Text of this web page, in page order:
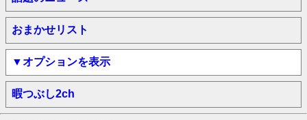
おまかせリスト
▼オプションを表示
暇つぶし2ch